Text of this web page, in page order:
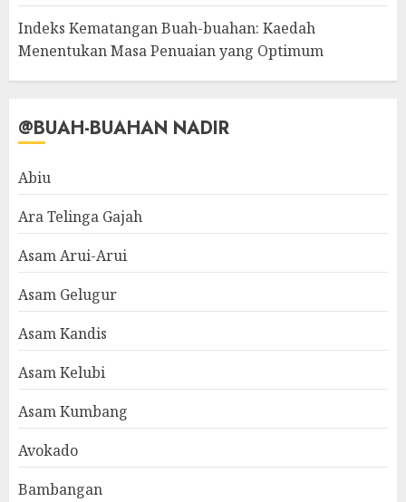
Indeks Kematangan Buah-buahan: Kaedah
Menentukan Masa Penuaian yang Optimum
@BUAH-BUAHAN NADIR
Abiu
Ara Telinga Gajah
Asam Arui-Arui
Asam Gelugur
Asam Kandis
Asam Kelubi
Asam Kumbang
Avokado
Bambangan